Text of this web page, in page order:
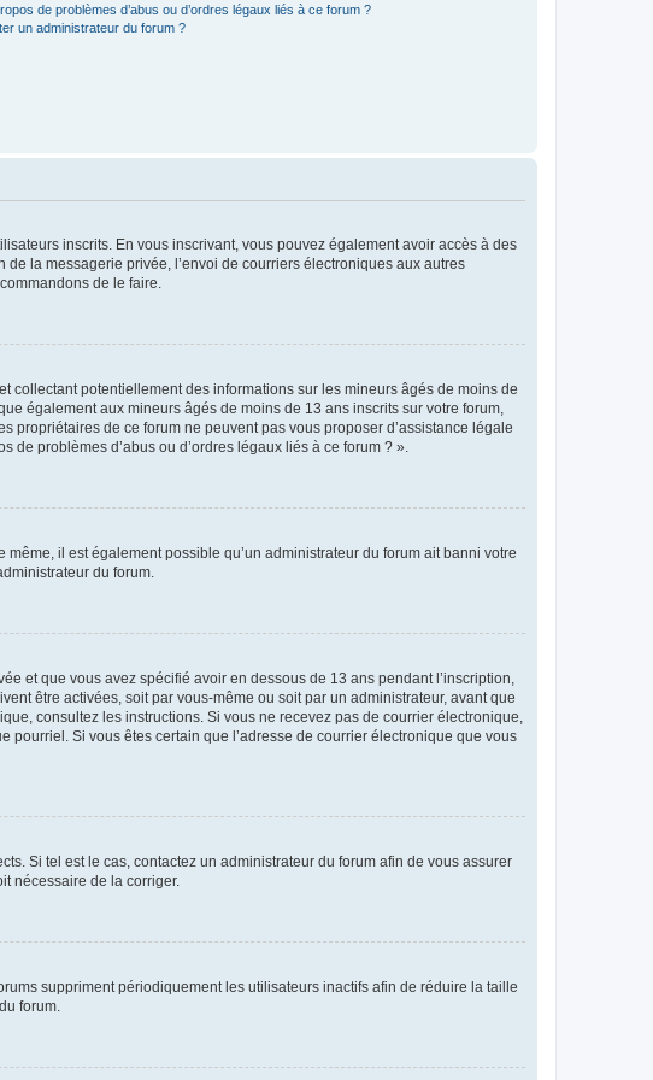
de problèmes d’abus ou d’ordres légaux liés à ce forum ?
un administrateur du forum ?
inscrits. En vous inscrivant, vous pouvez également avoir accès à des
la messagerie privée, l’envoi de courriers électroniques aux autres
de le faire.
collectant potentiellement des informations sur les mineurs âgés de moins de
également aux mineurs âgés de moins de 13 ans inscrits sur votre forum,
de ce forum ne peuvent pas vous proposer d’assistance légale
problèmes d’abus ou d’ordres légaux liés à ce forum ? ».
il est également possible qu’un administrateur du forum ait banni votre
du forum.
et que vous avez spécifié avoir en dessous de 13 ans pendant l’inscription,
être activées, soit par vous-même ou soit par un administrateur, avant que
consultez les instructions. Si vous ne recevez pas de courrier électronique,
Si vous êtes certain que l’adresse de courrier électronique que vous
Si tel est le cas, contactez un administrateur du forum afin de vous assurer
nécessaire de la corriger.
suppriment périodiquement les utilisateurs inactifs afin de réduire la taille
forum.